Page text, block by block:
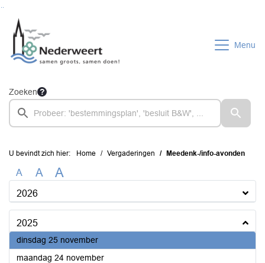
Menu
Zoeken
U bevindt zich hier: Home Vergaderingen Meedenk-/info-avonden
A A A
2026
2025
dinsdag 25 november2025
maandag 24 november2025